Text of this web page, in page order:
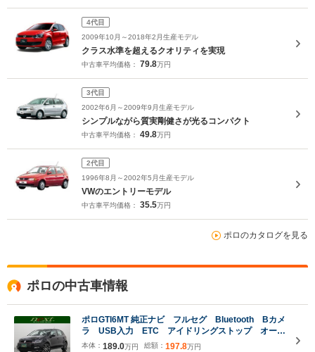
4代目
2009年10月～2018年2月生産モデル
クラス水準を超えるクオリティを実現
中古車平均価格： 79.8万円
3代目
2002年6月～2009年9月生産モデル
シンプルながら質実剛健さが光るコンパクト
中古車平均価格： 49.8万円
2代目
1996年8月～2002年5月生産モデル
VWのエントリーモデル
中古車平均価格： 35.5万円
ポロのカタログを見る
ポロの中古車情報
ポロGTI6MT 純正ナビ フルセグ Bluetooth Bカメ
ラ USB入力 ETC アイドリングストップ オート
エアコン オートライト LED 純正AW
本体： 189.0万円
総額： 197.8万円